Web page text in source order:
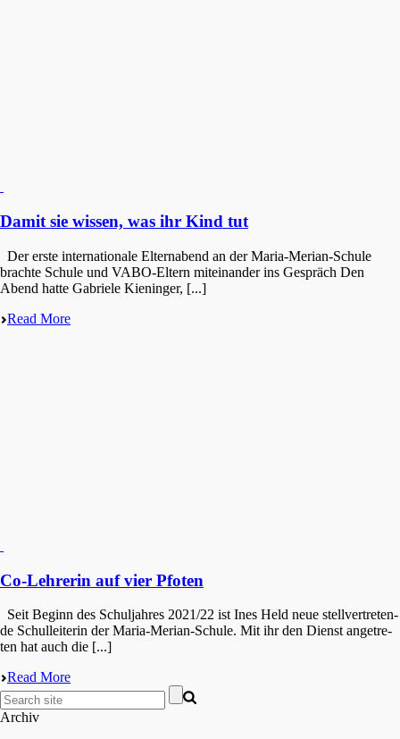
Damit sie wissen, was ihr Kind tut
Der erste inter­na­tio­na­le Eltern­abend an der Maria-Merian-Schule
brach­te Schule und VABO-Eltern mitein­an­der ins Gespräch Den
Abend hatte Gabrie­le Kienin­ger, [...]
Read More
Co-Lehrerin auf vier Pfoten
Seit Beginn des Schul­jah­res 2021/22 ist Ines Held neue stell­ver­tre­ten­
de Schul­lei­te­rin der Maria-Merian-Schule. Mit ihr den Dienst angetre­
ten hat auch die [...]
Read More
Archiv